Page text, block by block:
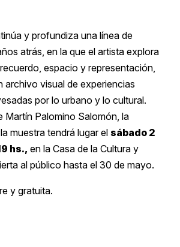
y profundiza una línea de
atrás, en la que el artista explora
espacio y representación,
archivo visual de experiencias
por lo urbano y lo cultural.
Martín Palomino Salomón, la
muestra tendrá lugar el sábado 2
hs., en la Casa de la Cultura y
al público hasta el 30 de mayo.
y gratuita.